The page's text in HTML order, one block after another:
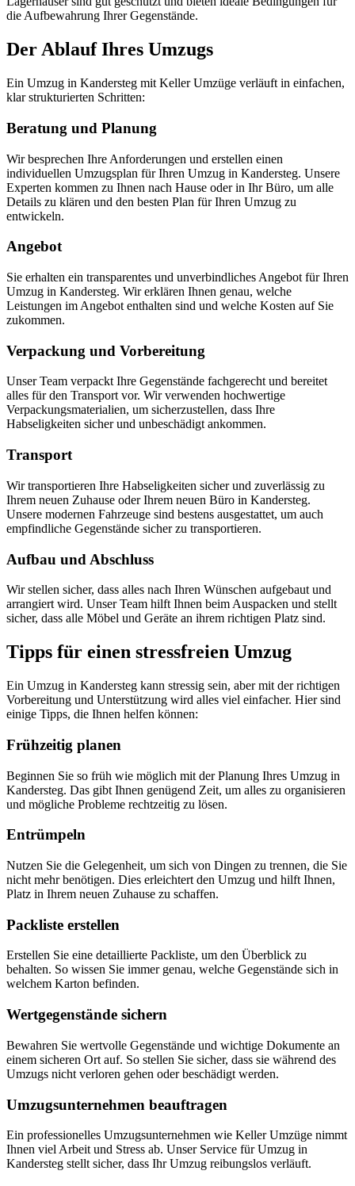
die Aufbewahrung Ihrer Gegenstände.
Der Ablauf Ihres Umzugs
Ein Umzug in Kandersteg mit Keller Umzüge verläuft in einfachen,
klar strukturierten Schritten:
Beratung und Planung
Wir besprechen Ihre Anforderungen und erstellen einen
individuellen Umzugsplan für Ihren Umzug in Kandersteg. Unsere
Experten kommen zu Ihnen nach Hause oder in Ihr Büro, um alle
Details zu klären und den besten Plan für Ihren Umzug zu
entwickeln.
Angebot
Sie erhalten ein transparentes und unverbindliches Angebot für Ihren
Umzug in Kandersteg. Wir erklären Ihnen genau, welche
Leistungen im Angebot enthalten sind und welche Kosten auf Sie
zukommen.
Verpackung und Vorbereitung
Unser Team verpackt Ihre Gegenstände fachgerecht und bereitet
alles für den Transport vor. Wir verwenden hochwertige
Verpackungsmaterialien, um sicherzustellen, dass Ihre
Habseligkeiten sicher und unbeschädigt ankommen.
Transport
Wir transportieren Ihre Habseligkeiten sicher und zuverlässig zu
Ihrem neuen Zuhause oder Ihrem neuen Büro in Kandersteg.
Unsere modernen Fahrzeuge sind bestens ausgestattet, um auch
empfindliche Gegenstände sicher zu transportieren.
Aufbau und Abschluss
Wir stellen sicher, dass alles nach Ihren Wünschen aufgebaut und
arrangiert wird. Unser Team hilft Ihnen beim Auspacken und stellt
sicher, dass alle Möbel und Geräte an ihrem richtigen Platz sind.
Tipps für einen stressfreien Umzug
Ein Umzug in Kandersteg kann stressig sein, aber mit der richtigen
Vorbereitung und Unterstützung wird alles viel einfacher. Hier sind
einige Tipps, die Ihnen helfen können:
Frühzeitig planen
Beginnen Sie so früh wie möglich mit der Planung Ihres Umzug in
Kandersteg. Das gibt Ihnen genügend Zeit, um alles zu organisieren
und mögliche Probleme rechtzeitig zu lösen.
Entrümpeln
Nutzen Sie die Gelegenheit, um sich von Dingen zu trennen, die Sie
nicht mehr benötigen. Dies erleichtert den Umzug und hilft Ihnen,
Platz in Ihrem neuen Zuhause zu schaffen.
Packliste erstellen
Erstellen Sie eine detaillierte Packliste, um den Überblick zu
behalten. So wissen Sie immer genau, welche Gegenstände sich in
welchem Karton befinden.
Wertgegenstände sichern
Bewahren Sie wertvolle Gegenstände und wichtige Dokumente an
einem sicheren Ort auf. So stellen Sie sicher, dass sie während des
Umzugs nicht verloren gehen oder beschädigt werden.
Umzugsunternehmen beauftragen
Ein professionelles Umzugsunternehmen wie Keller Umzüge nimmt
Ihnen viel Arbeit und Stress ab. Unser Service für Umzug in
Kandersteg stellt sicher, dass Ihr Umzug reibungslos verläuft.